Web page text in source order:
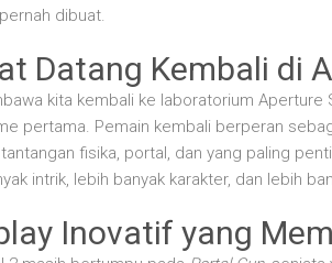
dibuat.
Datang Kembali di
kita kembali ke laboratorium
pertama. Pemain kembali berperan
fisika, portal, dan yang paling
intrik, lebih banyak karakter, dan lebih
Inovatif yang